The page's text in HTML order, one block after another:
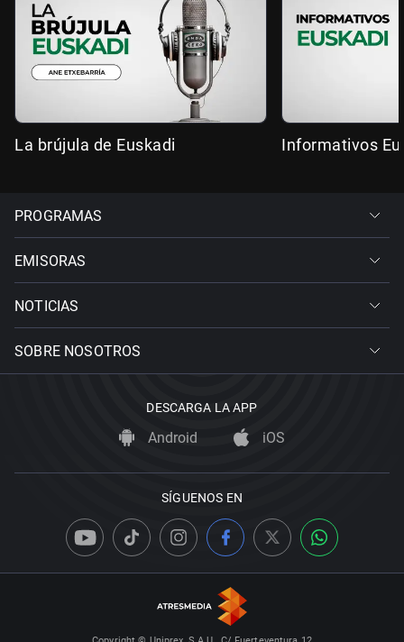
La brújula de Euskadi Informativos
PROGRAMAS
EMISORAS
NOTICIAS
SOBRE NOSOTROS
DESCARGA LA APP
Android iOS
SÍGUENOS EN